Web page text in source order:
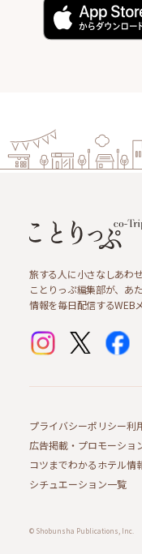
旅する人に小さなしあわ
ことりっぷ編集部が、あ
情報を毎日配信するWEB
プライバシーポリシー利
広告掲載・プロモーショ
コツまでわかるホテル情
シチュエーション一覧
© Shobunsha Publications, Inc.